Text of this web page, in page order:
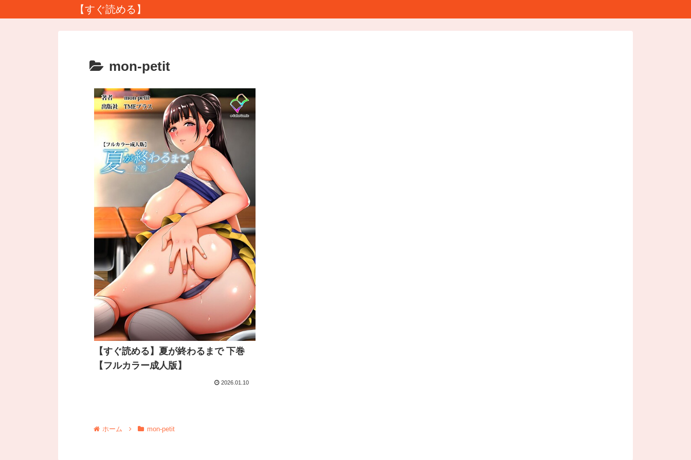
【すぐ読める】
mon-petit
【すぐ読める】夏が終わるまで 下巻
【フルカラー成人版】
2026.01.10
ホーム mon-petit